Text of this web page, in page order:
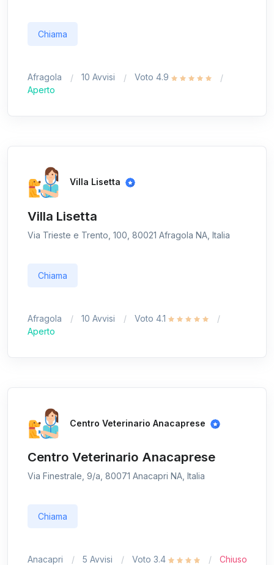
Chiama
Afragola 10 Avvisi
Voto 4.9
Aperto
Villa Lisetta
Villa Lisetta
Via Trieste e Trento, 100, 80021 Afragola NA, Italia
Chiama
Afragola 10 Avvisi
Voto 4.1
Aperto
Centro Veterinario Anacaprese
Centro Veterinario Anacaprese
Via Finestrale, 9/a, 80071 Anacapri NA, Italia
Chiama
Anacapri 5 Avvisi Voto 3.4 Chiuso